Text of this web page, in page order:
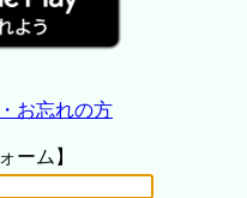
お忘れの方
ーム】